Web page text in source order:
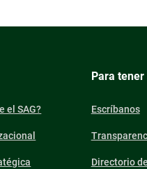
el SAG?
Para
Escríbanos
Directorio